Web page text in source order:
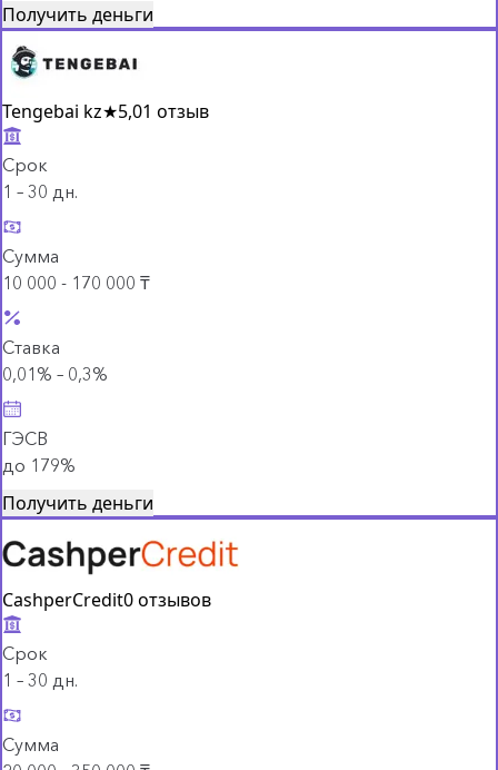
Получить деньги
Tengebai kz★5,01 отзыв
Срок
1 – 30 дн.
Сумма
10 000 - 170 000 ₸
Ставка
0,01% – 0,3%
ГЭСВ
до 179%
Получить деньги
CashperCredit0 отзывов
Срок
1 – 30 дн.
Сумма